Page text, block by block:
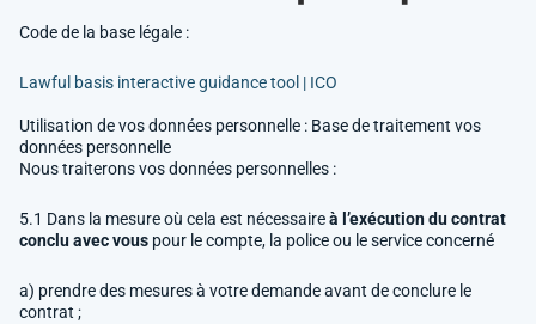
Code de la base légale :
Lawful basis interactive guidance tool | ICO
Utilisation devos données personnelle : Base de traitement vos
données personnelle
Nous traiterons vos données personnelles :
5.1 Dans la mesure où cela est nécessaireà l’exécution du contrat
conclu avec vous pour le compte, la police ou le service concerné
a) prendre des mesures à votre demande avant de conclure le
contrat ;